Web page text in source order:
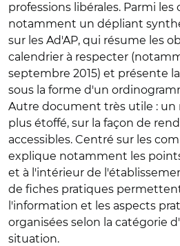
professions libérales. Parmi
notamment un dépliant
sur les Ad'AP, qui résume les
calendrier à respecter
septembre 2015) et présente
sous la forme d'un
Autre document très utile :
plus étoffé, sur la façon de
accessibles. Centré sur les
explique notamment les
et à l'intérieur de
de fiches pratiques
l'information et les aspects
organisées selon la catégorie
situation.